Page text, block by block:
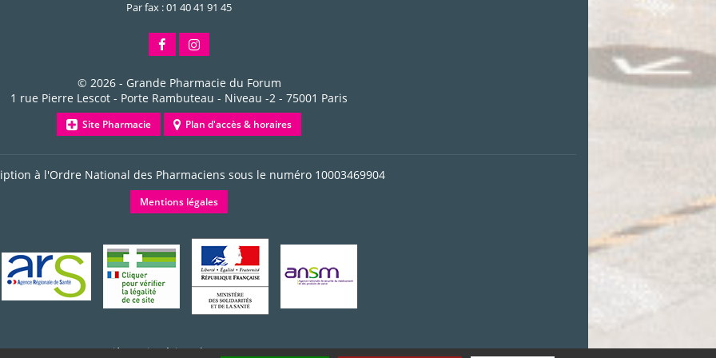
Par fax : 01 40 41 91 45
© 2026 - Grande Pharmacie du Forum
1 rue Pierre Lescot - Porte Rambuteau - Niveau -2 - 75001 Paris
Site Pharmacie Plan d'accès & horaires
à l'Ordre National des Pharmaciens sous le numéro 10003469904
Mentions légales
Dernière mise à jour le 05/08/2026